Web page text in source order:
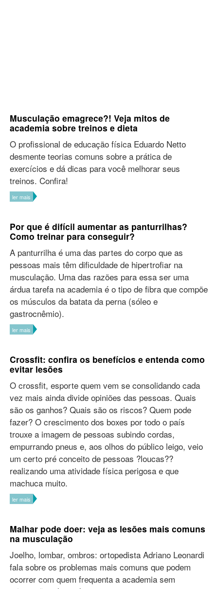
Musculação emagrece?! Veja mitos de
academia sobre treinos e dieta
O profissional de educação física Eduardo Netto
desmente teorias comuns sobre a prática de
exercícios e dá dicas para você melhorar seus
treinos. Confira!
ler mais
Por que é difícil aumentar as panturrilhas?
Como treinar para conseguir?
A panturrilha é uma das partes do corpo que as
pessoas mais têm dificuldade de hipertrofiar na
musculação. Uma das razões para essa ser uma
árdua tarefa na academia é o tipo de fibra que compõe
os músculos da batata da perna (sóleo e
gastrocnêmio).
ler mais
Crossfit: confira os benefícios e entenda como
evitar lesões
O crossfit, esporte quem vem se consolidando cada
vez mais ainda divide opiniões das pessoas. Quais
são os ganhos? Quais são os riscos? Quem pode
fazer? O crescimento dos boxes por todo o país
trouxe a imagem de pessoas subindo cordas,
empurrando pneus e, aos olhos do público leigo, veio
um certo pré conceito de pessoas ?loucas??
realizando uma atividade física perigosa e que
machuca muito.
ler mais
Malhar pode doer: veja as lesões mais comuns
na musculação
Joelho, lombar, ombros: ortopedista Adriano Leonardi
fala sobre os problemas mais comuns que podem
ocorrer com quem frequenta a academia sem